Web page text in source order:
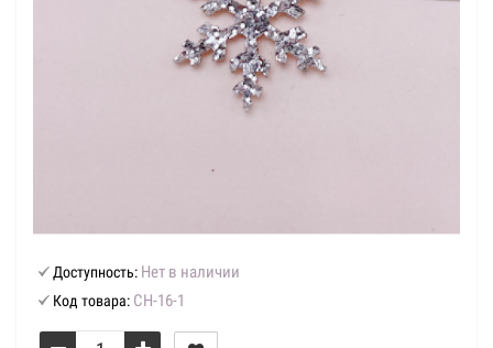
Доступность: Нет в наличии
Код товара: СН-16-1